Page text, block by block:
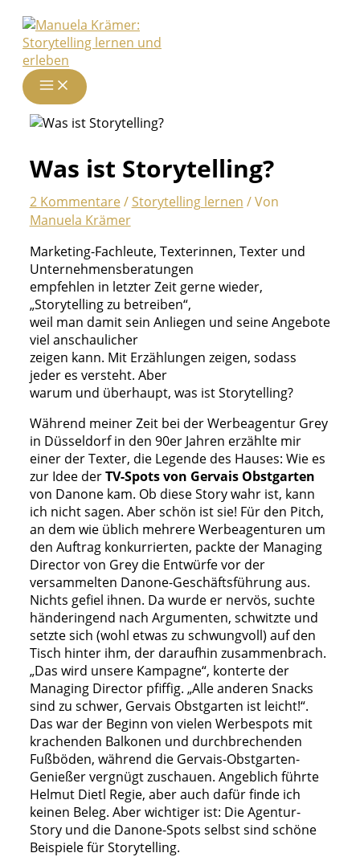
Zum
Inhalt
springen
Was ist Storytelling?
2 Kommentare/Storytelling lernen / Von
Manuela Krämer
Marketing-Fachleute, Texterinnen, Texter und
Unternehmensberatungen
empfehlen in letzter Zeit gerne wieder,
„Storytelling zu betreiben“,
weil man damit sein Anliegen und seine Angebote
viel anschaulicher
zeigen kann. Mit Erzählungen zeigen, sodass
jeder es versteht. Aber
warum und überhaupt, was ist Storytelling?
Während meiner Zeit bei der Werbeagentur Grey
in Düsseldorf in den 90er Jahren erzählte mir
einer der Texter, die Legende des Hauses: Wie es
zur Idee derTV-Spots von Gervais Obstgarten
von Danone kam. Ob diese Story wahr ist, kann
ich nicht sagen. Aber schön ist sie! Für den Pitch,
an dem wie üblich mehrere Werbeagenturen um
den Auftrag konkurrierten, packte der Managing
Director von Grey die Entwürfe vor der
versammelten Danone-Geschäftsführung aus.
Nichts gefiel ihnen. Da wurde er nervös, suchte
händeringend nach Argumenten, schwitzte und
setzte sich (wohl etwas zu schwungvoll) auf den
Tisch hinter ihm, der daraufhin zusammenbrach.
„Das wird unsere Kampagne“, konterte der
Managing Director pfiffig. „Alle anderen Snacks
sind zu schwer, Gervais Obstgarten ist leicht!“.
Das war der Beginn von vielen Werbespots mit
krachenden Balkonen und durchbrechenden
Fußböden, während die Gervais-Obstgarten-
Genießer vergnügt zuschauen. Angeblich führte
Helmut Dietl Regie, aber auch dafür finde ich
keinen Beleg. Aber wichtiger ist: Die Agentur-
Story und die Danone-Spots selbst sind schöne
Beispiele für Storytelling.